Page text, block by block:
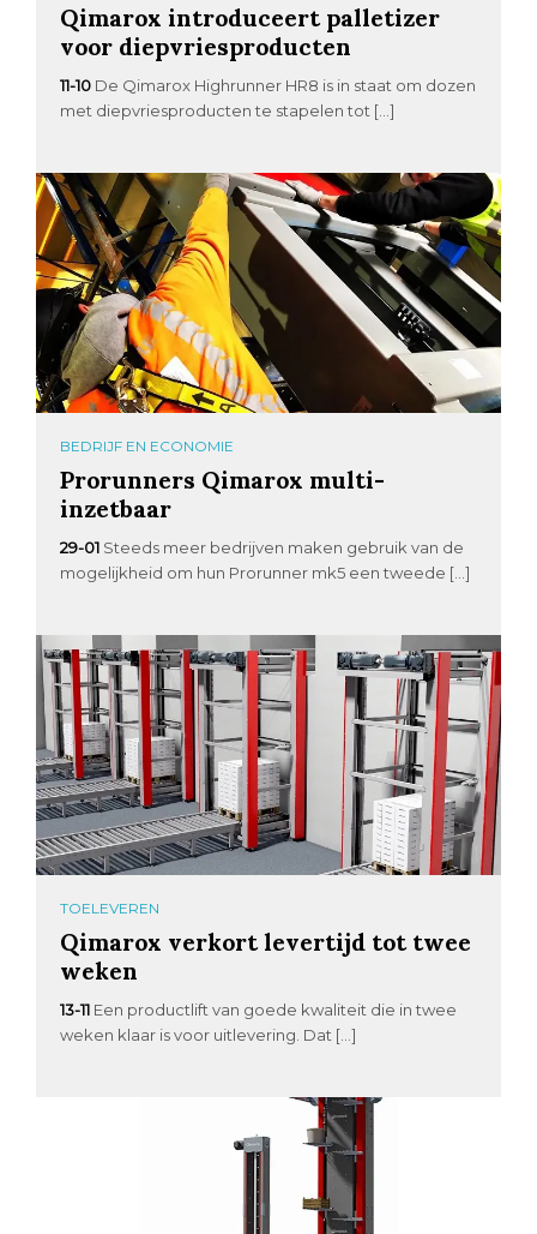
Qimarox introduceert palletizer
voor diepvriesproducten
11-10 De Qimarox Highrunner HR8 is in staat om dozen
met diepvriesproducten te stapelen tot […]
BEDRIJF EN ECONOMIE
Prorunners Qimarox multi-
inzetbaar
29-01 Steeds meer bedrijven maken gebruik van de
mogelijkheid om hun Prorunner mk5 een tweede […]
TOELEVEREN
Qimarox verkort levertijd tot twee
weken
13-11 Een productlift van goede kwaliteit die in twee
weken klaar is voor uitlevering. Dat […]